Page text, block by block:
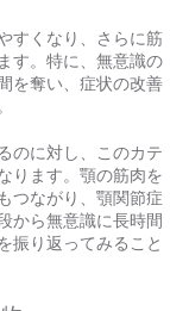
すくなり、さらに筋
す。特に、無意識の
を奪い、症状の改善
のに対し、このカテ
ります。顎の筋肉を
つながり、顎関節症
から無意識に長時間
振り返ってみること